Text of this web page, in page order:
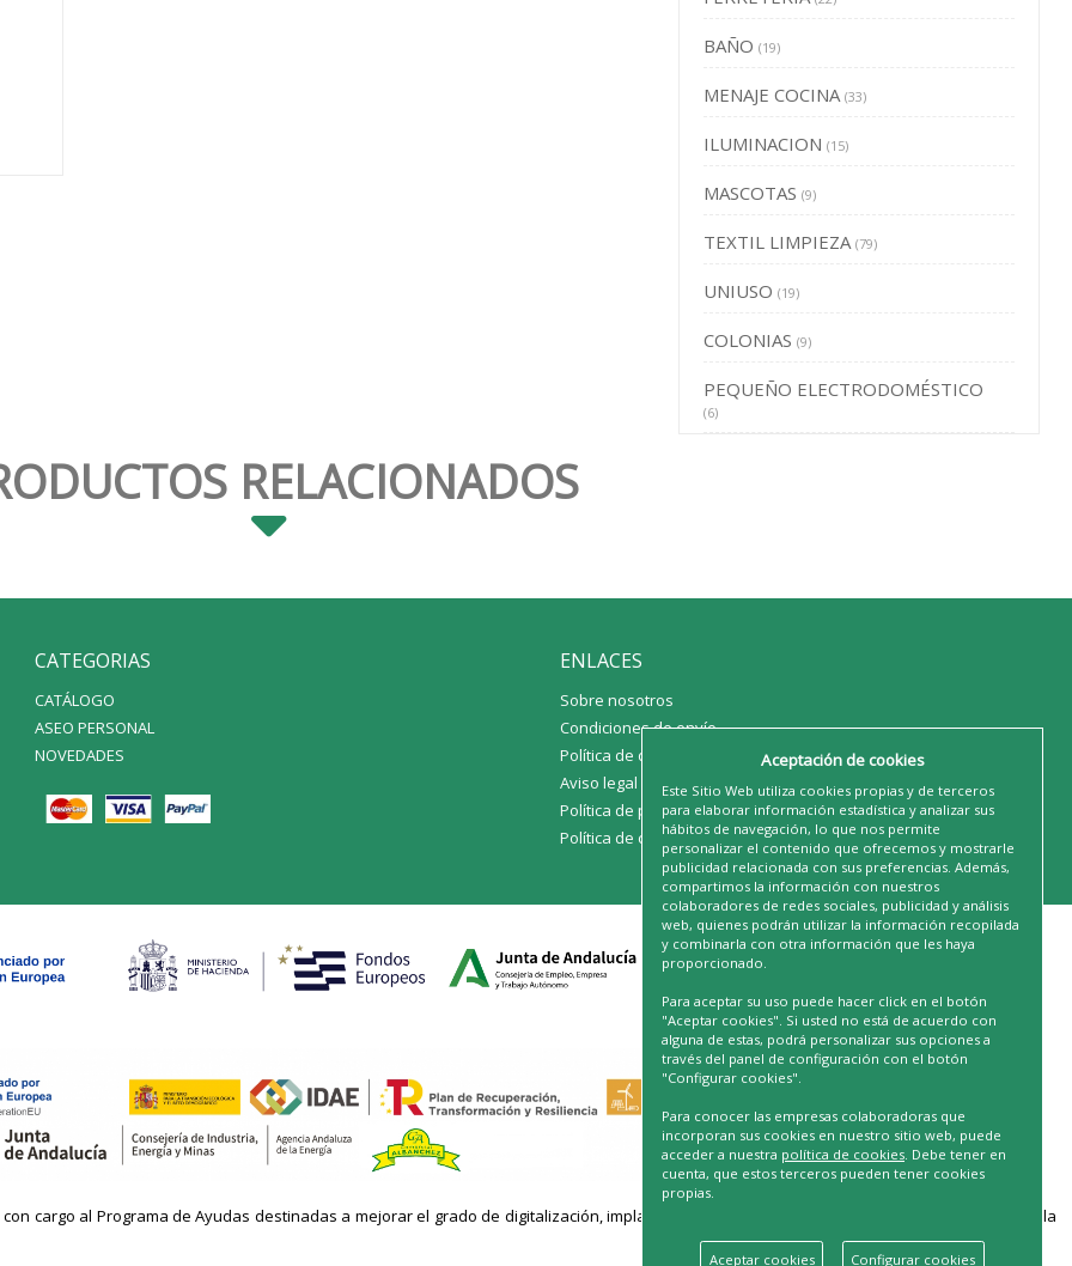
BAÑO (19)
MENAJE COCINA (33)
ILUMINACION (15)
MASCOTAS (9)
TEXTIL LIMPIEZA (79)
UNIUSO (19)
COLONIAS (9)
PEQUEÑO ELECTRODOMÉSTICO
(6)
RELACIONADOS
CATEGORIAS
CATÁLOGO
ASEO PERSONAL
NOVEDADES
ENLACES
Sobre nosotros
Condiciones de envío
Política de devoluciones
Aviso legal
Política de privacidad
Política de cookies
con cargo al Programa de Ayudas destinadas a mejorar el grado de digitalización, implantación de soluciones para la transformación digital y la
Aceptación de cookies
Este Sitio Web utiliza cookies propias y de terceros
para elaborar información estadística y analizar sus
hábitos de navegación, lo que nos permite
personalizar el contenido que ofrecemos y mostrarle
publicidad relacionada con sus preferencias. Además,
compartimos la información con nuestros
colaboradores de redes sociales, publicidad y análisis
web, quienes podrán utilizar la información recopilada
y combinarla con otra información que les haya
proporcionado.
Para aceptar su uso puede hacer click en el botón
"Aceptar cookies". Si usted no está de acuerdo con
alguna de estas, podrá personalizar sus opciones a
través del panel de configuración con el botón
"Configurar cookies".
Para conocer las empresas colaboradoras que
incorporan sus cookies en nuestro sitio web, puede
acceder a nuestra política de cookies. Debe tener en
cuenta, que estos terceros pueden tener cookies
propias.
Aceptar cookies Configurar cookies